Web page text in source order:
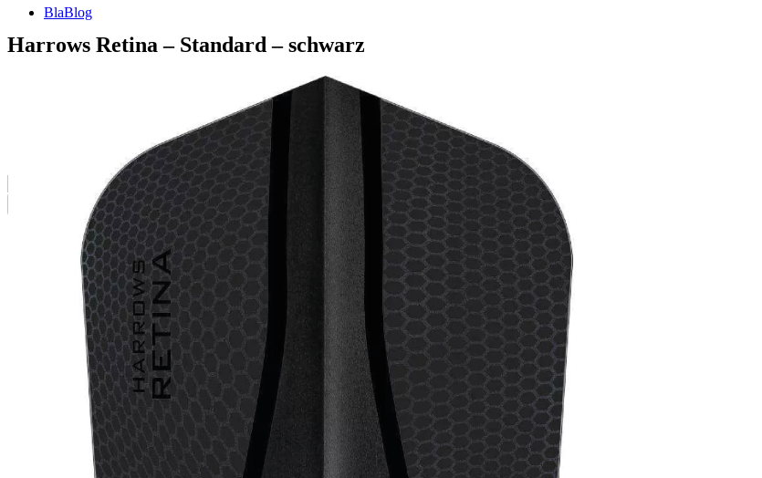
BlaBlog
nach:
DSFZ Konzept
Öffnungszeiten
Adresse, Anfahrt
Flow Dartsliga
🎯 FlowLiga Push – Z18 Community Challenge
Teilnahmebedingungen – FlowLiga Push Z18
Cashout Tabellen
Gutscheincodes
Jugendsponsoring
Ranglisten
Hall of Fame
Ewige Tabellen
Warenkorb
Harrows Retina – Standard – schwarz